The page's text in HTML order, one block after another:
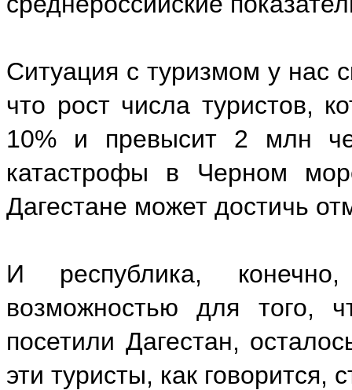
Ситуация с туризмом у нас
что рост числа туристов,
10% и превысит 2 млн
катастрофы в Черном
Дагестане может достичь
И республика,
возможностью для того,
посетили Дагестан,
эти туристы, как